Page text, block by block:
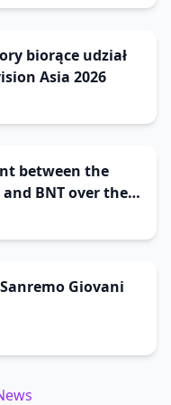
biorące udział
Asia 2026
between the
BNT over the
Giovani